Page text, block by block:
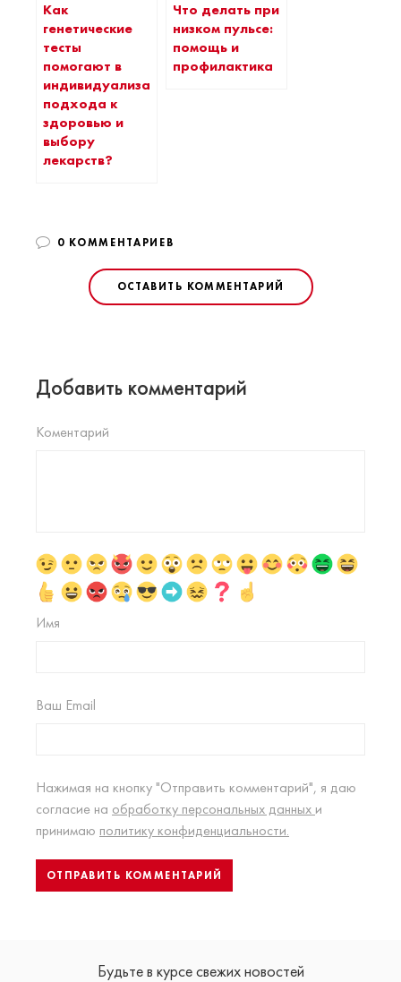
Как
генетические
тесты
помогают в
индивидуализации
подхода к
здоровью и
выбору
лекарств?
Что делать при
низком пульсе:
помощь и
профилактика
0 КОММЕНТАРИЕВ
ОСТАВИТЬ КОММЕНТАРИЙ
Добавить комментарий
Коментарий
Имя
Ваш Email
Нажимая на кнопку "Отправить комментарий", я даю
согласие на обработку персональных данных и
принимаю политику конфиденциальности.
Будьте в курсе свежих новостей